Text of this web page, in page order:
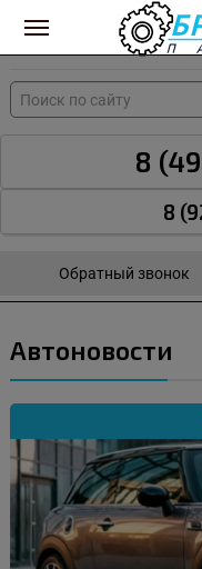
Вход для поставщиков
8
8
Обратный звонок
Автоновости